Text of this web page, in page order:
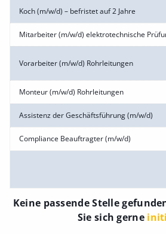
Koch (m/w/d) – befristet auf 2 Jahre
Mitarbeiter (m/w/d) elektrotechnische
Vorarbeiter (m/w/d) Rohrleitungen
Monteur (m/w/d) Rohrleitungen
Assistenz der Geschäftsführung (m/w/d)
Compliance Beauftragter (m/w/d)
Keine passende Stelle
Sie sich gerne